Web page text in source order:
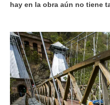
hay en la obra aún no tiene